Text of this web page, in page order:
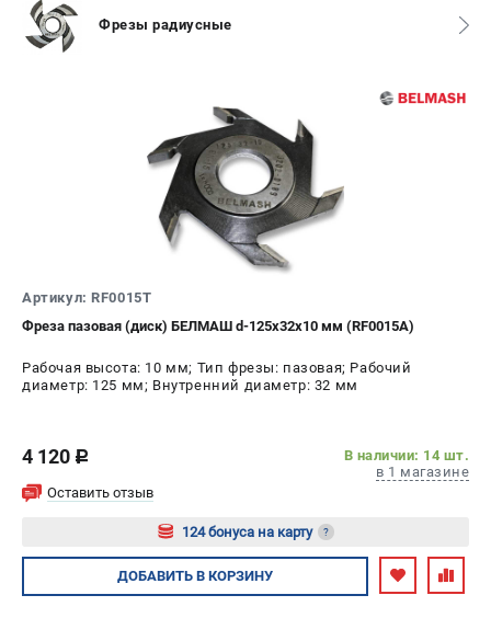
ИЗБРАННОЕ ( 0 )
АКЦИИ
ПОДДЕРЖКА
Сервисный центр
Гарантия
Юридическим лицам
Способы оплаты
Фрезы радиусные
Артикул: RF0015T
Фреза пазовая (диск) БЕЛМАШ d-125х32х10 мм (RF0015A)
Рабочая высота: 10 мм; Тип фрезы: пазовая; Рабочий
диаметр: 125 мм; Внутренний диаметр: 32 мм
4 120 c
В наличии: 14 шт.
в 1 магазине
Оставить отзыв
124 бонуса на карту ?
Авторизуйтесь
ДОБАВИТЬ В КОРЗИНУ